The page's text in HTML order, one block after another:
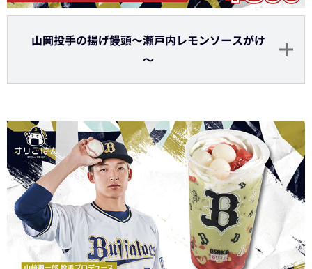
山岡投手の揚げ饅頭～瀬戸内レモンソースがけ
～